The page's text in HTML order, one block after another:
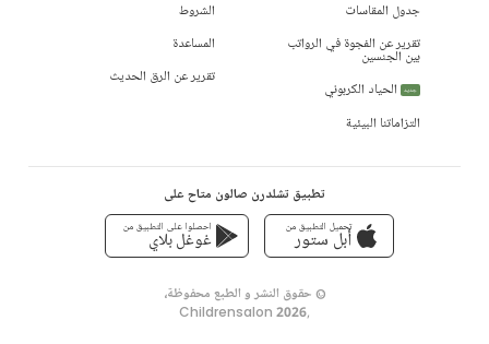
جدول المقاسات
تقرير عن الفجوة في الرواتب
بين الجنسين
جديد
الحياد الكربوني
التزاماتنا البيئية
الشروط
المساعدة
تقرير عن الرق الحديث
تطبيق تشلدرن صالون متاح على
تحميل التطبيق من
أبل ستور
احصلوا على التطبيق من
غوغل بلاي
© حقوق النشر و الطبع محفوظة،
,
Childrensalon 2026